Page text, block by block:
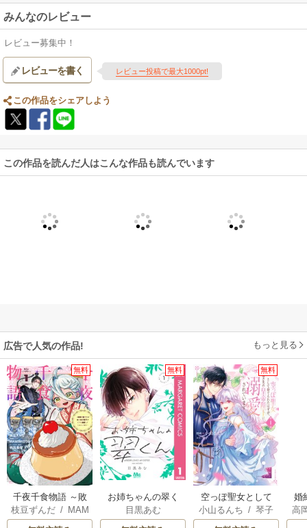
みんなのレビュー
レビュー募集中！
レビューを書く レビュー投稿で最大1000pt!
この作品をシェアしよう
この作品を読んだ人はこんな作品も読んでいます
広告で人気の作品! もっと見る
無料
千夜千食物語 ～敗
国の姫ですが氷の
皇子殿下がどうも
枝豆ずんだ/ MAM
AKOTO / 鴉羽凛燈
無料
お姉ちゃんの翠く
ん
目黒あむ
無料
空っぽ聖女として
捨てられたはず
が、嫁ぎ先の皇帝
小山るんち /琴子
婚
っ
高